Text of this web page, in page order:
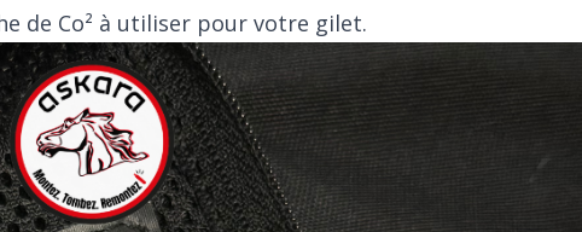
de Co² à utiliser pour votre gilet.